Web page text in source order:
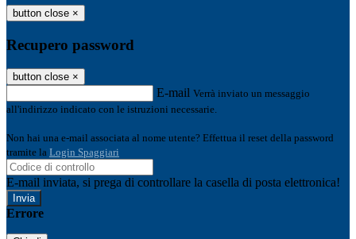
button close ×
Recupero password
button close ×
E-mail Verrà inviato un messaggio
all'indirizzo indicato con le istruzioni necessarie.
Non hai una e-mail associata al nome utente? Effettua il reset della password
tramite la Login Spaggiari
E-mail inviata, si prega di controllare la casella di posta elettronica!
Errore